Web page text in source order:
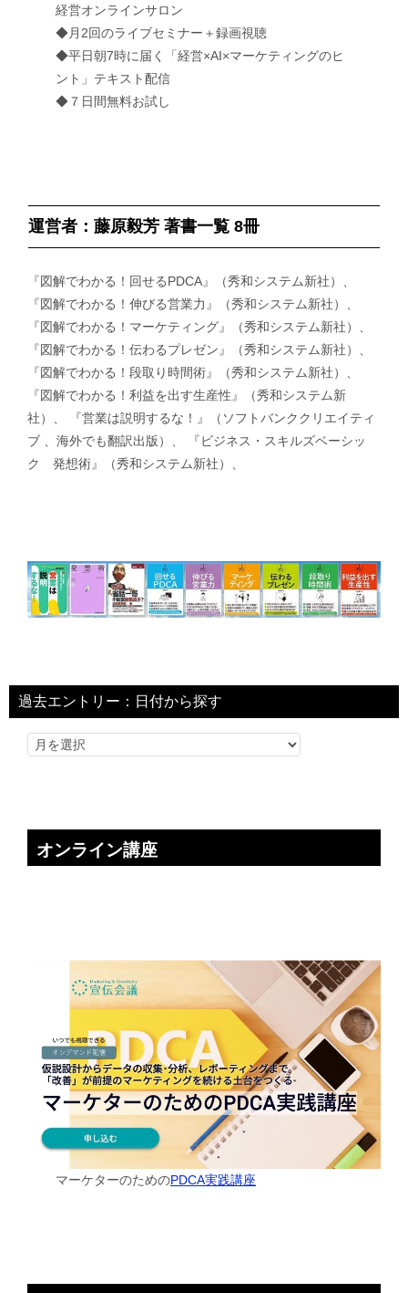
経営オンラインサロン
◆月2回のライブセミナー＋録画視聴
◆平日朝7時に届く「経営×AI×マーケティングのヒ
ント」テキスト配信
◆７日間無料お試し
運営者：藤原毅芳 著書一覧 8冊
『図解でわかる！回せるPDCA』（秀和システム新社）、
『図解でわかる！伸びる営業力』（秀和システム新社）、
『図解でわかる！マーケティング』（秀和システム新社）、
『図解でわかる！伝わるプレゼン』（秀和システム新社）、
『図解でわかる！段取り時間術』（秀和システム新社）、
『図解でわかる！利益を出す生産性』（秀和システム新
社）、 『営業は説明するな！』（ソフトバンククリエイティ
ブ 、海外でも翻訳出版）、 『ビジネス・スキルズベーシッ
ク 発想術』（秀和システム新社）、
過去エントリー：日付から探す
オンライン講座
マーケターのためのPDCA実践講座